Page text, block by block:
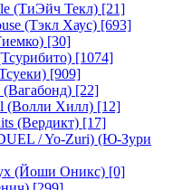
(ТиЭйч Текл) [21]
(Тэкл Хаус) [693]
[30]
[1074]
[909]
[22]
(Волли Хилл) [12]
(Вердикт) [17]
/ Yo-Zuri) (Ю-Зури
(Йоши Оникс) [0]